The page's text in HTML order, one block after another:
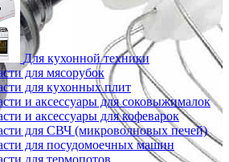
Для кухонной техники
для мясорубок
для кухонных плит
и аксессуары для соковыжималок
и аксессуары для кофеварок
для СВЧ (микроволновых печей)
для посудомоечных машин
для термопотов